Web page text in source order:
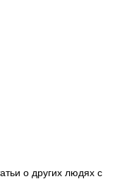
о других людях с